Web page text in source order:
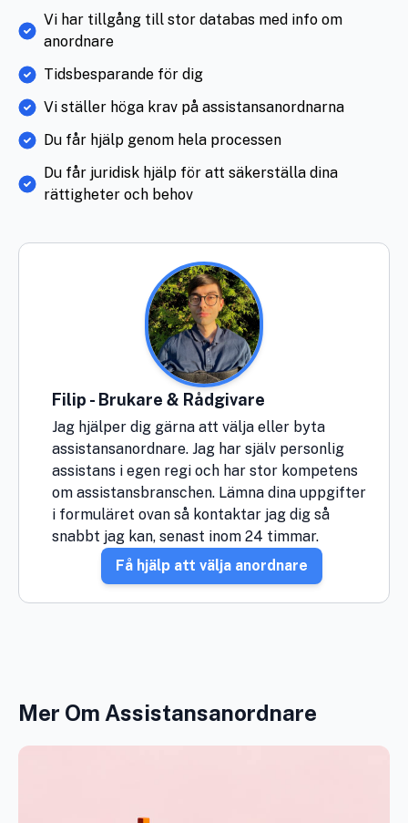
Vi har tillgång till stor databas med info om
anordnare
Tidsbesparande för dig
Vi ställer höga krav på assistansanordnarna
Du får hjälp genom hela processen
Du får juridisk hjälp för att säkerställa dina
rättigheter och behov
Filip - Brukare & Rådgivare
Jag hjälper dig gärna att välja eller byta
assistansanordnare. Jag har själv personlig
assistans i egen regi och har stor kompetens
om assistansbranschen. Lämna dina uppgifter
i formuläret ovan så kontaktar jag dig så
snabbt jag kan, senast inom 24 timmar.
Få hjälp att välja anordnare
Mer Om Assistansanordnare